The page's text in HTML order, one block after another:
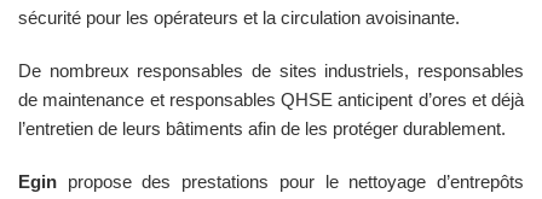
sécurité pour les opérateurs et la circulation avoisinante.
De nombreux responsables de sites industriels, responsables
de maintenance et responsables QHSE anticipent d’ores et déjà
l’entretien de leurs bâtiments afin de les protéger durablement.
Egin propose des prestations pour le nettoyage d’entrepôts